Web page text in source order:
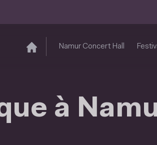
Namur Concert Hall
à